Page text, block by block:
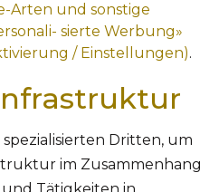
Arten und sonstige
sierte Werbung»
/ Einstellungen).
Dritten, um
im Zusammenhang